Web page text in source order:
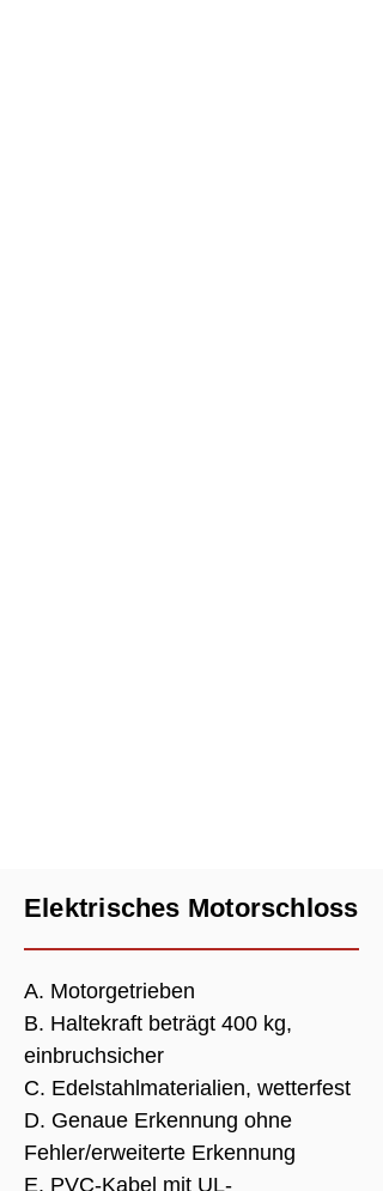
Elektrisches Motorschloss
A. Motorgetrieben
B. Haltekraft beträgt 400 kg,
einbruchsicher
C. Edelstahlmaterialien, wetterfest
D. Genaue Erkennung ohne
Fehler/erweiterte Erkennung
E. PVC-Kabel mit UL-